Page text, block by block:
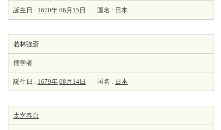
誕生日 : 1670年 06月15日 国名 : 日本
若林強斎
儒学者
誕生日 : 1679年 08月14日 国名 : 日本
太宰春台